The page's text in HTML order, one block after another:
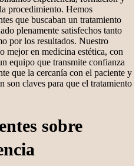
procedimiento. Hemos
que buscaban un tratamiento
plenamente satisfechos tanto
por los resultados. Nuestro
mejor en medicina estética, con
equipo que transmite confianza
que la cercanía con el paciente y
son claves para que el tratamiento
sobre